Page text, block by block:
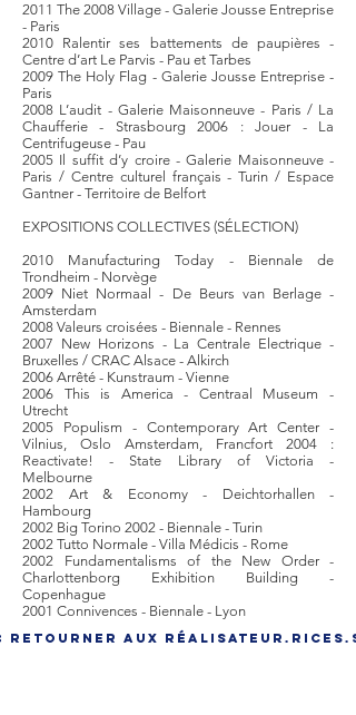
2011 The 2008 Village - Galerie Jousse Entreprise
- Paris
2010 Ralentir ses battements de paupières -
Centre d’art Le Parvis - Pau et Tarbes
2009 The Holy Flag - Galerie Jousse Entreprise -
Paris
2008 L’audit - Galerie Maisonneuve - Paris / La
Chaufferie - Strasbourg 2006 : Jouer - La
Centrifugeuse - Pau
2005 Il suffit d’y croire - Galerie Maisonneuve -
Paris / Centre culturel français - Turin / Espace
Gantner - Territoire de Belfort
EXPOSITIONS COLLECTIVES (SÉLECTION)
2010 Manufacturing Today - Biennale de
Trondheim - Norvège
2009 Niet Normaal - De Beurs van Berlage -
Amsterdam
2008 Valeurs croisées - Biennale - Rennes
2007 New Horizons - La Centrale Electrique -
Bruxelles / CRAC Alsace - Alkirch
2006 Arrêté - Kunstraum - Vienne
2006 This is America - Centraal Museum -
Utrecht
2005 Populism - Contemporary Art Center -
Vilnius, Oslo Amsterdam, Francfort 2004 :
Reactivate! - State Library of Victoria -
Melbourne
2002 Art & Economy - Deichtorhallen -
Hambourg
2002 Big Torino 2002 - Biennale - Turin
2002 Tutto Normale - Villa Médicis - Rome
2002 Fundamentalisms of the New Order -
Charlottenborg Exhibition Building -
Copenhague
2001 Connivences - Biennale - Lyon
Retourner aux réalisateur.rices.s